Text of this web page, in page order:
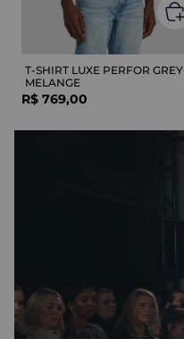
T-SHIRT LUXE PERFOR GREY
MELANGE
R$ 769,00